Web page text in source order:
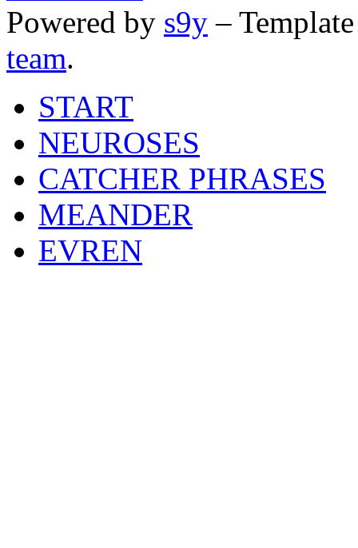
Powered by s9y –
team.
START
NEUROSES
CATCHER PHRASES
MEANDER
EVREN